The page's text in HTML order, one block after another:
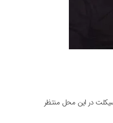
در این محل منتظر